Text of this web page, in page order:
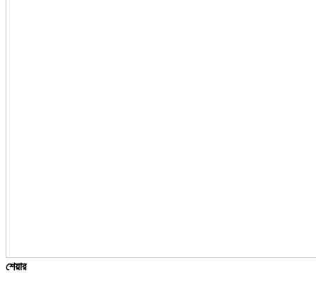
শেয়ার